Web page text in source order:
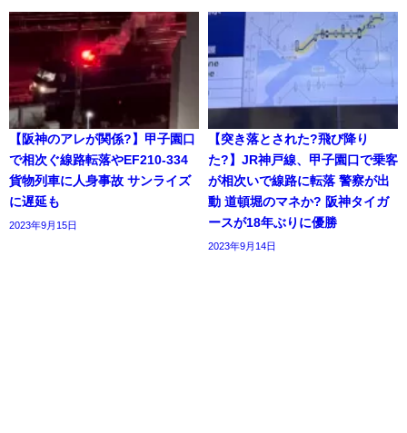
【阪神のアレが関係?】甲子園口
で相次ぐ線路転落やEF210-334
貨物列車に人身事故 サンライズ
に遅延も
2023年9月15日
【突き落とされた?飛び降り
た?】JR神戸線、甲子園口で乗客
が相次いで線路に転落 警察が出
動 道頓堀のマネか? 阪神タイガ
ースが18年ぶりに優勝
2023年9月14日